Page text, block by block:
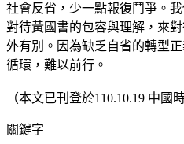
社會反省，少一點報復鬥爭。
對待黃國書的包容與理解，來
外有別。因為缺乏自省的轉型
循環，難以前行。
（本文已刊登於110.10.19 中國
關鍵字